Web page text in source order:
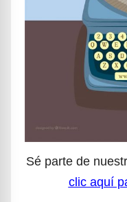
Sé parte de
clic aquí